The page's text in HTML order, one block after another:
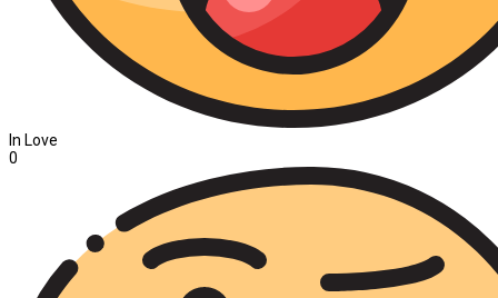
In Love
0